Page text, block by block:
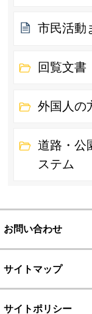
市民活動
回覧文書
外国人の
道路・公
ステム
お問い合わせ
サイトマップ
サイトポリシー